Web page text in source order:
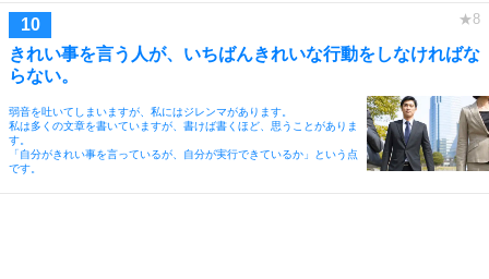
きれい事を言う人が、いちばんきれいな行動をしなければな
らない。
弱音を吐いてしまいますが、私にはジレンマがあります。
私は多くの文章を書いていますが、書けば書くほど、思うことがありま
す。
「自分がきれい事を言っているが、自分が実行できているか」という点
です。